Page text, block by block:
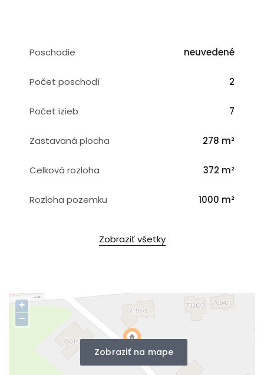
Poschodie neuvedené
Počet poschodí 2
Počet izieb 7
Zastavaná plocha 278 m²
Celková rozloha 372 m²
Rozloha pozemku 1000 m²
Zobraziť všetky
Zobraziť na mape
+
−